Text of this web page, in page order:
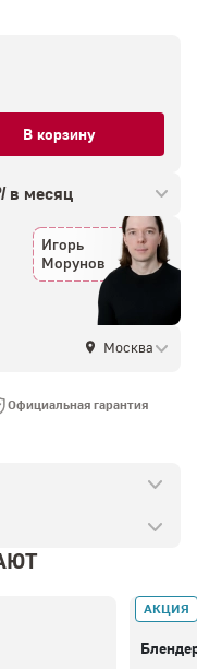
В корзину
в месяц
Игорь
Морунов
Москва
Официальная гарантия
АКЦИЯ
В